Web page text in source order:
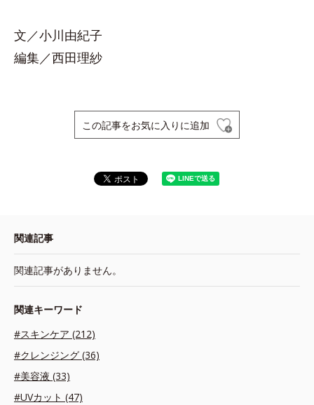
文／小川由紀子
編集／西田理紗
この記事をお気に入りに追加
関連記事
関連記事がありません。
関連キーワード
#スキンケア (212)
#クレンジング (36)
#美容液 (33)
#UVカット (47)